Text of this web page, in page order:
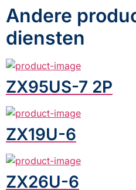
Andere
diensten
ZX95US-7 2P
ZX19U-6
ZX26U-6